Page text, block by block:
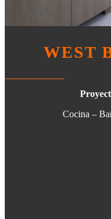
WEST
Cocina –